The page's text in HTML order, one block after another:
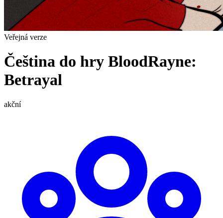
Veřejná verze
Čeština do hry BloodRayne:
Betrayal
akční